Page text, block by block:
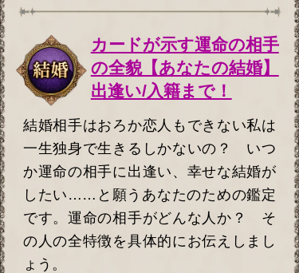
カードが示す運命の相手
の全貌【あなたの結婚】
出逢い/入籍まで！
結婚相手はおろか恋人もできない私は
一生独身で生きるしかないの？ いつ
か運命の相手に出逢い、幸せな結婚が
したい……と願うあなたのための鑑定
です。運命の相手がどんな人か？ そ
の人の全特徴を具体的にお伝えしまし
ょう。